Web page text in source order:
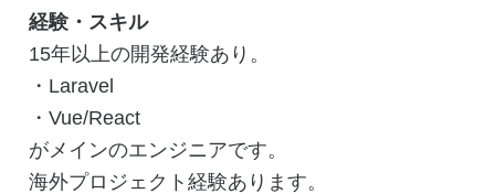
経験・スキル
15年以上の開発経験あり。
・Laravel
・Vue/React
がメインのエンジニアです。
海外プロジェクト経験あります。